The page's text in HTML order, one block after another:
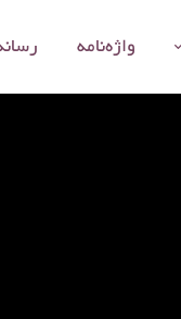
واژه‌نامه